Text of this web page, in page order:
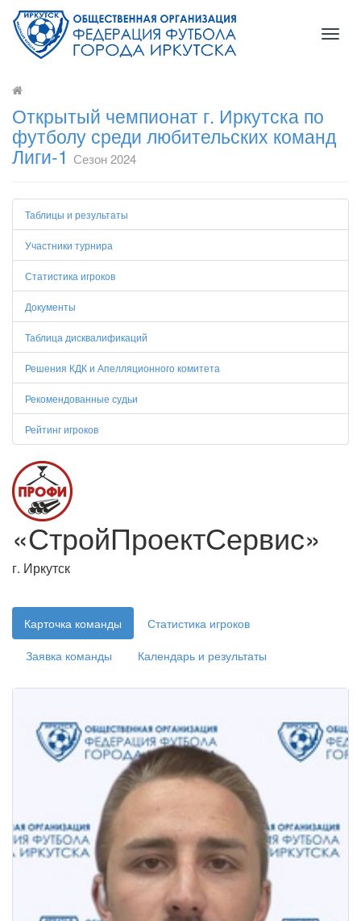
Открытый чемпионат г. Иркутска по
футболу среди любительских команд
Лиги-1 Сезон 2024
Таблицы и результаты
Участники турнира
Статистика игроков
Документы
Таблица дисквалификаций
Решения КДК и Апелляционного комитета
Рекомендованные судьи
Рейтинг игроков
«СтройПроектСервис»
г. Иркутск
Карточка команды
Статистика игроков
Заявка команды
Календарь и результаты